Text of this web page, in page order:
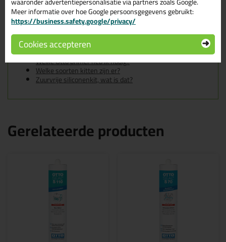
Tips & tricks voor Ottoseal S100
300ml
In de volgende blogs wordt dit product gebruikt:
De badkamer kitten? Lees hier hoe!
Welke Otto primer heb ik nodig?
Welke soorten kitten zijn er?
Zuurvrije siliconenkit, wat is dat?
Gerelateerde producten
Meer informatie over hoe Google persoonsgegevens gebruikt:
https://business.safety.google/privacy/
Cookies accepteren